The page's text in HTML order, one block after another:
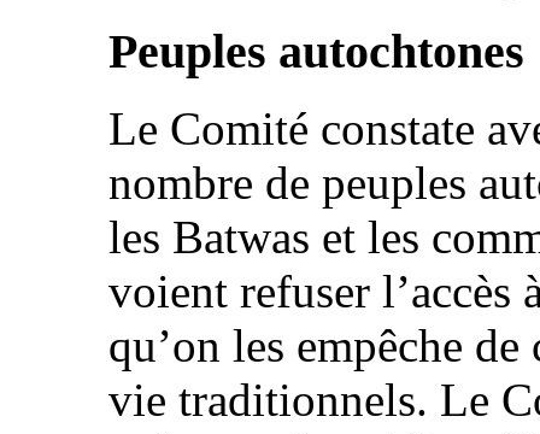
Peuples autochtones
Le Comité constate
nombre de peuples
les Batwas et les
voient refuser l’accès
qu’on les empêche
vie traditionnels. Le